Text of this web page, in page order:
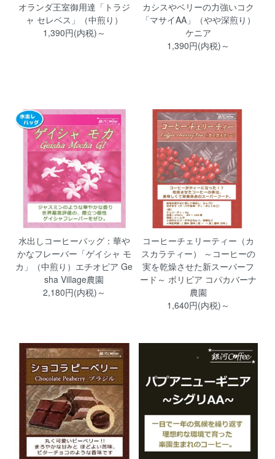
オランダ王室御用達「トラジ
ャ セレベス」（中煎り）
1,390円(内税)～
カシスやベリーの力強いコク
「マサイAA」（やや深煎り）
ケニア
1,390円(内税)～
水出しコーヒーバッグ：華や
かなフレーバー「ゲイシャ モ
カ」（中煎り）エチオピア Ge
sha Village農園
2,180円(内税)～
コーヒーチェリーティー（カ
スカラティー） ～コーヒーの
実を乾燥させた新スーパーフ
ード～ ボリビア コパカバーナ
農園
1,640円(内税)～